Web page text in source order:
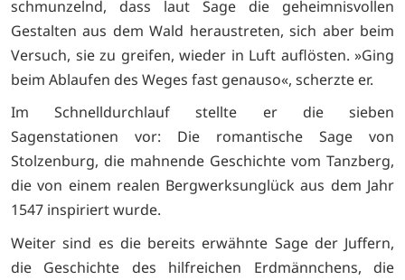
schmunzelnd, dass laut Sage die geheimnisvollen
Gestalten aus dem Wald heraustreten, sich aber beim
Versuch, sie zu greifen, wieder in Luft auflösten. »Ging
beim Ablaufen des Weges fast genauso«, scherzte er.
Im Schnelldurchlauf stellte er die sieben
Sagenstationen vor: Die romantische Sage von
Stolzenburg, die mahnende Geschichte vom Tanzberg,
die von einem realen Bergwerksunglück aus dem Jahr
1547 inspiriert wurde.
Weiter sind es die bereits erwähnte Sage der Juffern,
die Geschichte des hilfreichen Erdmännchens, die